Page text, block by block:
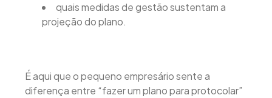
quais medidas de gestão sustentam a
projeção do plano.
É aqui que o pequeno empresário sente a
diferença entre “fazer um plano para protocolar”